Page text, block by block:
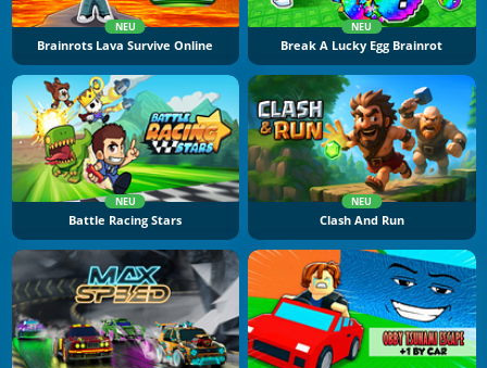
NEU
Brainrots Lava Survive Online
NEU
Break A Lucky Egg Brainrot
NEU
Battle Racing Stars
NEU
Clash And Run